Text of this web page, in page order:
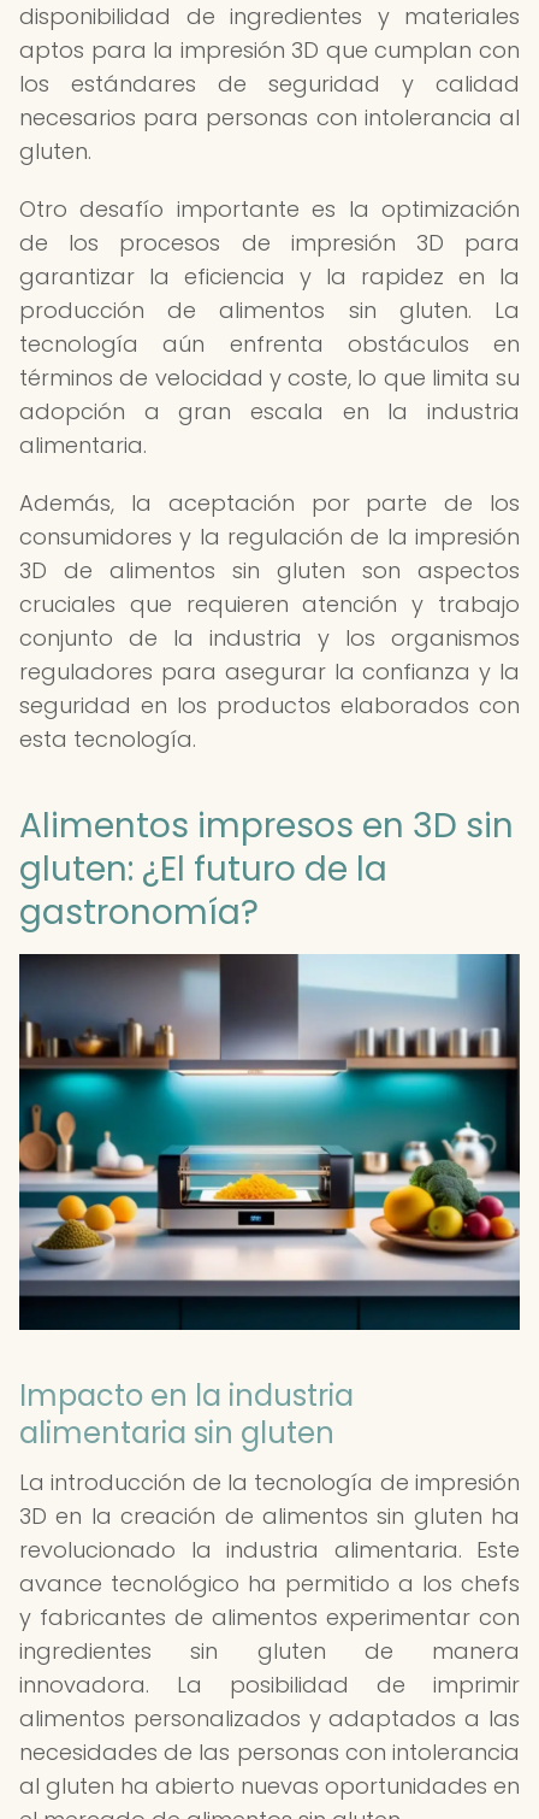
disponibilidad de ingredientes y materiales
aptos para la impresión 3D que cumplan con
los estándares de seguridad y calidad
necesarios para personas con intolerancia al
gluten.
Otro desafío importante es la optimización
de los procesos de impresión 3D para
garantizar la eficiencia y la rapidez en la
producción de alimentos sin gluten. La
tecnología aún enfrenta obstáculos en
términos de velocidad y coste, lo que limita su
adopción a gran escala en la industria
alimentaria.
Además, la aceptación por parte de los
consumidores y la regulación de la impresión
3D de alimentos sin gluten son aspectos
cruciales que requieren atención y trabajo
conjunto de la industria y los organismos
reguladores para asegurar la confianza y la
seguridad en los productos elaborados con
esta tecnología.
Alimentos impresos en 3D sin
gluten: ¿El futuro de la
gastronomía?
Impacto en la industria
alimentaria sin gluten
La introducción de la tecnología de impresión
3D en la creación de alimentos sin gluten ha
revolucionado la industria alimentaria. Este
avance tecnológico ha permitido a los chefs
y fabricantes de alimentos experimentar con
ingredientes sin gluten de manera
innovadora. La posibilidad de imprimir
alimentos personalizados y adaptados a las
necesidades de las personas con intolerancia
al gluten ha abierto nuevas oportunidades en